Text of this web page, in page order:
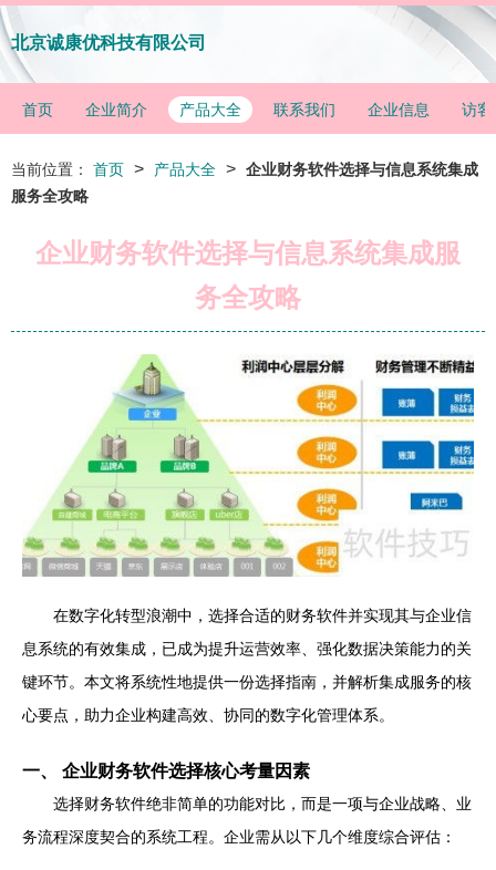
北京诚康优科技有限公司
首页 企业简介 产品大全 联系我们 企业信息 访客
当前位置： 首页 > 产品大全 > 企业财务软件选择与信息系统集成
服务全攻略
企业财务软件选择与信息系统集成服
务全攻略
在数字化转型浪潮中，选择合适的财务软件并实现其与企业信
息系统的有效集成，已成为提升运营效率、强化数据决策能力的关
键环节。本文将系统性地提供一份选择指南，并解析集成服务的核
心要点，助力企业构建高效、协同的数字化管理体系。
一、 企业财务软件选择核心考量因素
选择财务软件绝非简单的功能对比，而是一项与企业战略、业
务流程深度契合的系统工程。企业需从以下几个维度综合评估：